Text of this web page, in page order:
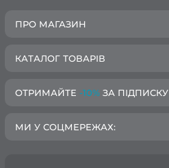
ПРО МАГАЗИН
КАТАЛОГ ТОВАРІВ
ОТРИМАЙТЕ -10% ЗА ПІДПИСКУ
МИ У СОЦМЕРЕЖАХ: